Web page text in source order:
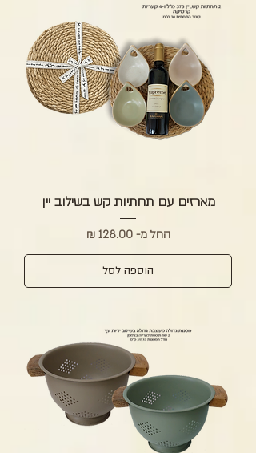
מארזים עם תחתיות קש בשילוב יין
החל מ-
‏128.00 ‏₪
מחיר מבצע
הוספה לסל